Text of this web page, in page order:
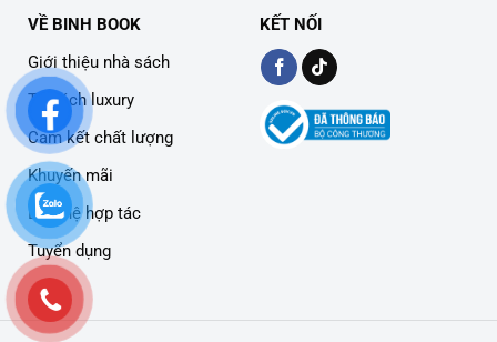
VỀ BINH BOOK
Giới thiệu nhà sách
Tủ sách luxury
Cam kết chất lượng
Khuyến mãi
Liên hệ hợp tác
Tuyển dụng
KẾT NỐI